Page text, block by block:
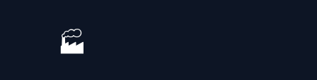
🏭